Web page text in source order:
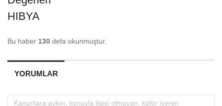
HIBYA
Bu haber 130 defa okunmuştur.
YORUMLAR